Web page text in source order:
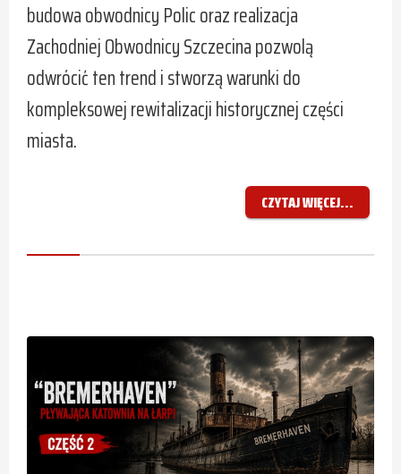
budowa obwodnicy Polic oraz realizacja
Zachodniej Obwodnicy Szczecina pozwolą
odwrócić ten trend i stworzą warunki do
kompleksowej rewitalizacji historycznej części
miasta.
CZYTAJ WIĘCEJ...